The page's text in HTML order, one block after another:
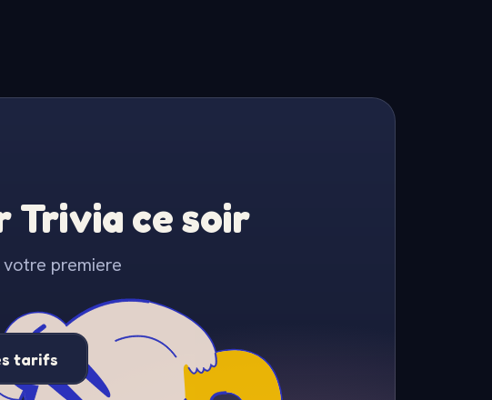
Trivia ce soir
premiere
tarifs